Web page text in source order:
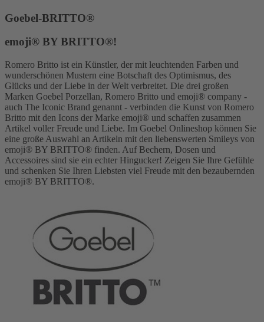
Goebel-BRITTO®
emoji® BY BRITTO®!
Romero Britto ist ein Künstler, der mit leuchtenden Farben und
wunderschönen Mustern eine Botschaft des Optimismus, des
Glücks und der Liebe in der Welt verbreitet. Die drei großen
Marken Goebel Porzellan, Romero Britto und emoji® company -
auch The Iconic Brand genannt - verbinden die Kunst von Romero
Britto mit den Icons der Marke emoji® und schaffen zusammen
Artikel voller Freude und Liebe. Im Goebel Onlineshop können Sie
eine große Auswahl an Artikeln mit den liebenswerten Smileys von
emoji® BY BRITTO® finden. Auf Bechern, Dosen und
Accessoires sind sie ein echter Hingucker! Zeigen Sie Ihre Gefühle
und schenken Sie Ihren Liebsten viel Freude mit den bezaubernden
emoji® BY BRITTO®.